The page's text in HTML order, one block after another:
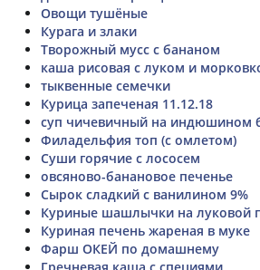
Овощи тушёные
Курага и злаки
Творожный мусс с бананом
каша рисовая с луком и
тыквенные семечки
Курица запеченая 11.12.18
суп чичевичный на индюшином
Филадельфия топ (с омлетом)
Суши горячие с лососем
овсяново-банановое печенье
Сырок сладкий с ванилином 9%
Куриные шашлычки на луковой
Куриная печень жареная в муке
Фарш ОКЕЙ по домашнему